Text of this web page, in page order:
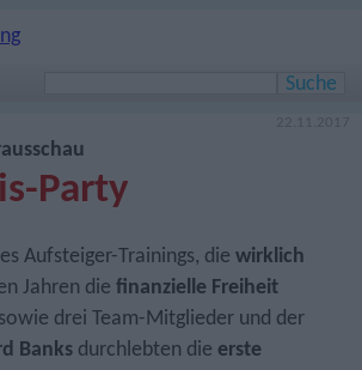
Party
Aufsteiger-Trainings, die wirklich
Jahren die finanzielle Freiheit
drei Team-Mitglieder und der
Banks durchlebten die erste